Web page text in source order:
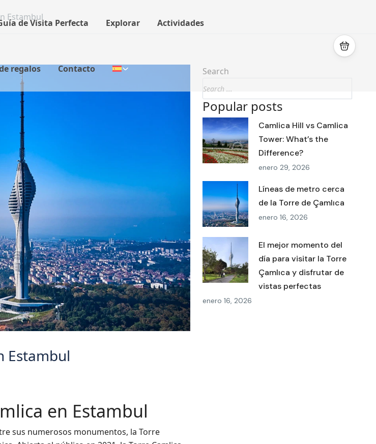
de Visita Perfecta Explorar Actividades
regalos Contacto
Estambul
Estambul
en Estambul
sus numerosos monumentos, la Torre
Search
Popular posts
Camlica Hill vs Camlica
Tower: What’s the
Difference?
enero 29, 2026
Líneas de metro cerca
de la Torre de Çamlıca
enero 16, 2026
El mejor momento del
día para visitar la Torre
Çamlıca y disfrutar de
vistas perfectas
enero 16, 2026